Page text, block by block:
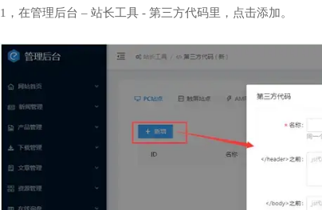
1，在管理后台 – 站长工具 - 第三方代码里，点击添加。